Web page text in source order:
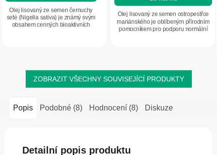
hvězdiček.
Olej lisovaný ze semen černuchy
seté (Nigella sativa) je známý svým
obsahem cenných bioaktivních
Olej lisovaný ze semen ostropestřce
mariánského je oblíbeným přírodním
pomocníkem pro podporu normální
ZOBRAZIT VŠECHNY SOUVISEJÍCÍ PRODUKTY
Popis Podobné (8) Hodnocení (8) Diskuze
Detailní popis produktu